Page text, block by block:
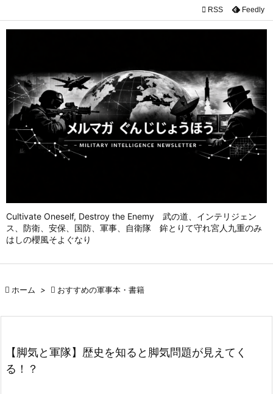
Cultivate Oneself, Destroy the Enemy 武の道、インテリジェン
ス、防衛、安保、国防、軍事、自衛隊 鉾とりて守れ宮人九重のみ
はしの櫻風そよぐなり


次へ

検索
 RSS Feedly
 ホーム >  おすすめの軍事本・書籍
【脚気と軍隊】歴史を知ると脚気問題が見えてく
る！？